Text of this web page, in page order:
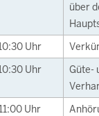
über
Uhr
Uhr
Güte-
Uhr